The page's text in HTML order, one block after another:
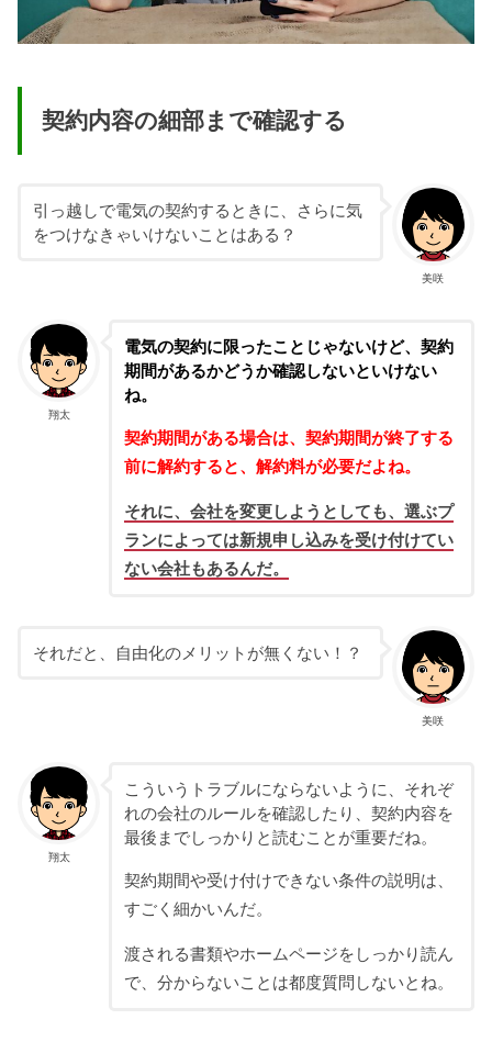
契約内容の細部まで確認する
美咲
引っ越しで電気の契約するときに、さらに気
をつけなきゃいけないことはある？
翔太
電気の契約に限ったことじゃないけど、契約
期間があるかどうか確認しないといけない
ね。
契約期間がある場合は、契約期間が終了する
前に解約すると、解約料が必要だよね。
それに、会社を変更しようとしても、選ぶプ
ランによっては新規申し込みを受け付けてい
ない会社もあるんだ。
美咲
それだと、自由化のメリットが無くない！？
翔太
こういうトラブルにならないように、それぞ
れの会社のルールを確認したり、契約内容を
最後までしっかりと読むことが重要だね。
契約期間や受け付けできない条件の説明は、
すごく細かいんだ。
渡される書類やホームページをしっかり読ん
で、分からないことは都度質問しないとね。